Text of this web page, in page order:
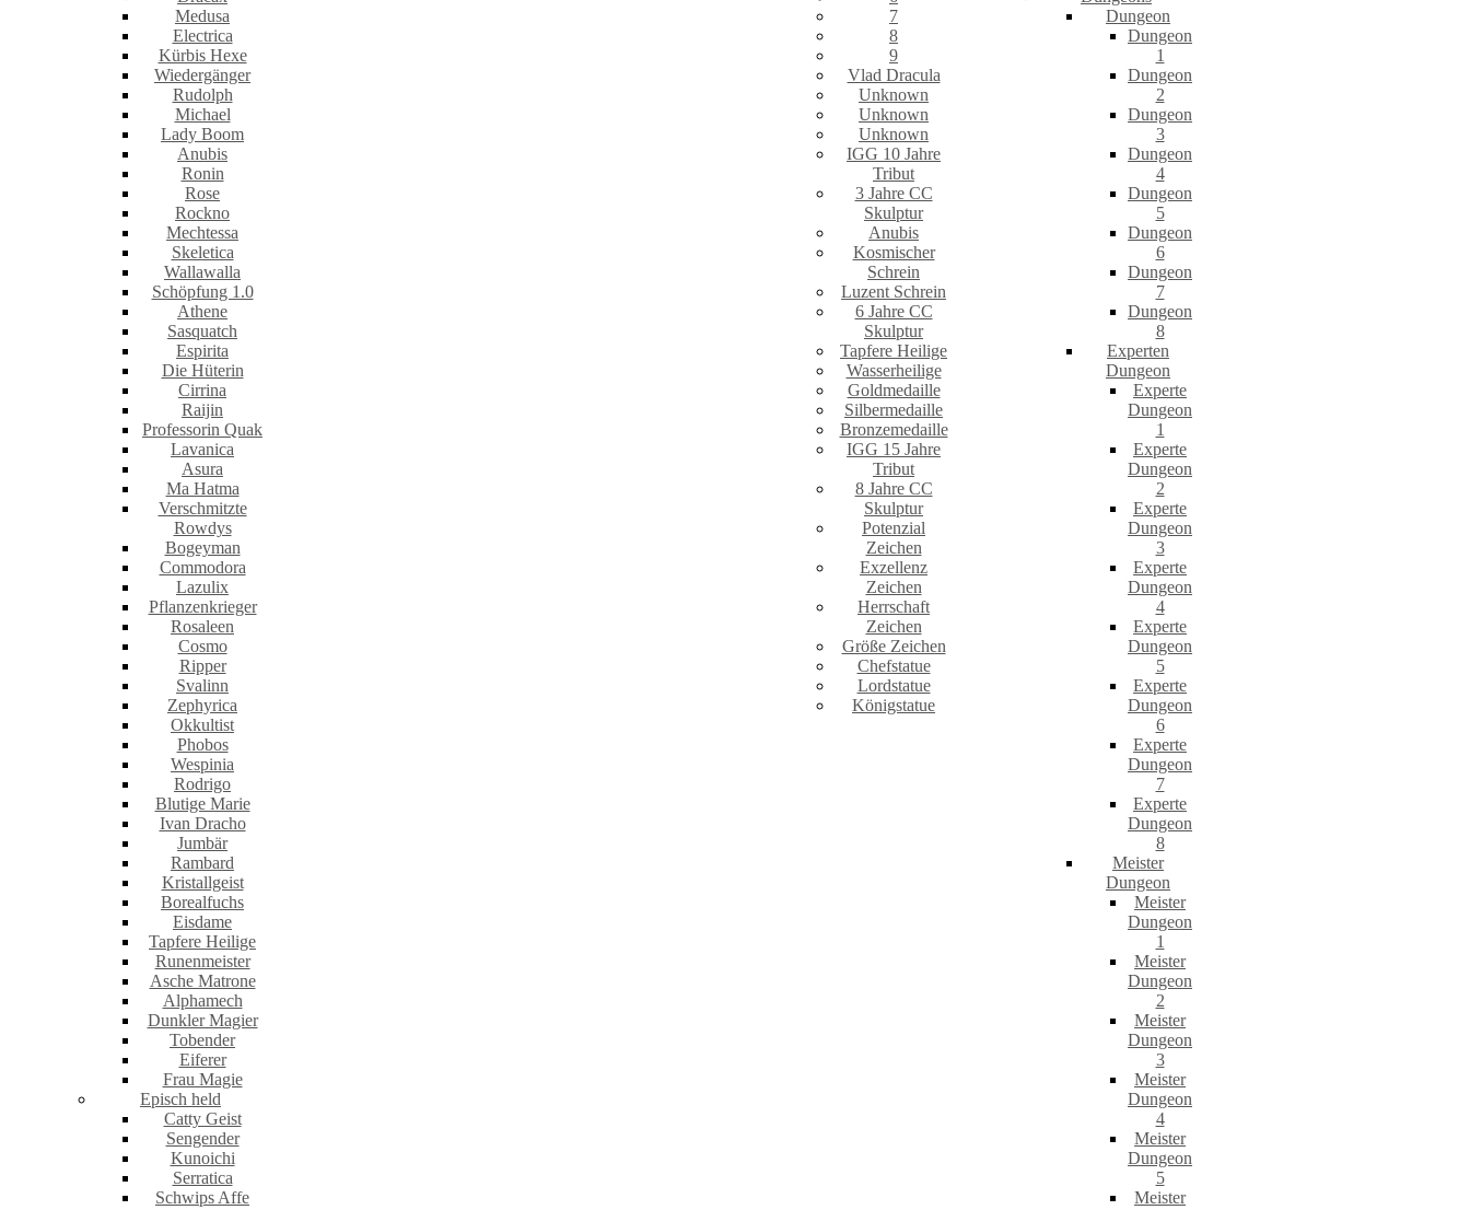
Medusa
Electrica
Kürbis Hexe
Wiedergänger
Rudolph
Michael
Lady Boom
Anubis
Ronin
Rose
Rockno
Mechtessa
Skeletica
Wallawalla
Schöpfung 1.0
Athene
Sasquatch
Espirita
Die Hüterin
Cirrina
Raijin
Professorin Quak
Lavanica
Asura
Ma Hatma
Verschmitzte
Rowdys
Bogeyman
Commodora
Lazulix
Pflanzenkrieger
Rosaleen
Cosmo
Ripper
Svalinn
Zephyrica
Okkultist
Phobos
Wespinia
Rodrigo
Blutige Marie
Ivan Dracho
Jumbär
Rambard
Kristallgeist
Borealfuchs
Eisdame
Tapfere Heilige
Runenmeister
Asche Matrone
Alphamech
Dunkler Magier
Tobender
Eiferer
Frau Magie
Episch held
Catty Geist
Sengender
Kunoichi
Serratica
Schwips Affe
7
8
9
Vlad Dracula
Unknown
Unknown
Unknown
IGG 10 Jahre
Tribut
3 Jahre CC
Skulptur
Anubis
Kosmischer
Schrein
Luzent Schrein
6 Jahre CC
Skulptur
Tapfere Heilige
Wasserheilige
Goldmedaille
Silbermedaille
Bronzemedaille
IGG 15 Jahre
Tribut
8 Jahre CC
Skulptur
Potenzial
Zeichen
Exzellenz
Zeichen
Herrschaft
Zeichen
Größe Zeichen
Chefstatue
Lordstatue
Königstatue
Dungeon
Dungeon
1
Dungeon
2
Dungeon
3
Dungeon
4
Dungeon
5
Dungeon
6
Dungeon
7
Dungeon
8
Experten
Dungeon
Experte
Dungeon
1
Experte
Dungeon
2
Experte
Dungeon
3
Experte
Dungeon
4
Experte
Dungeon
5
Experte
Dungeon
6
Experte
Dungeon
7
Experte
Dungeon
8
Meister
Dungeon
Meister
Dungeon
1
Meister
Dungeon
2
Meister
Dungeon
3
Meister
Dungeon
4
Meister
Dungeon
5
Meister